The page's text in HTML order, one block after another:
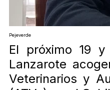
Pejeverde
El próximo 19
Lanzarote
Veterinarios y